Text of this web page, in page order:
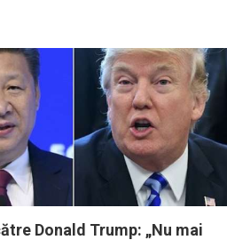
Donald Trump: „Nu mai